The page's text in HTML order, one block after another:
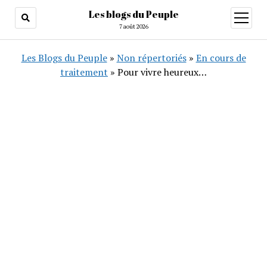
Les blogs du Peuple
7 août 2026
ouvrir
menu
Les Blogs du Peuple» Non répertoriés» En cours de
traitement » Pour vivre heureux…